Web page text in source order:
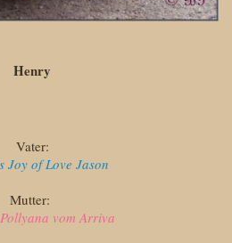
Henry
Vater:
Joy of Love Jason
Mutter:
vom Arriva